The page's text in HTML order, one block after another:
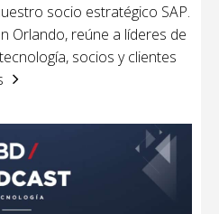
socio estratégico SAP.
Orlando, reúne a líderes de
socios y clientes